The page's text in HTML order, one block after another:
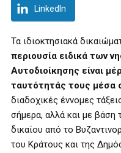
LinkedIn
Τα ιδιοκτησιακά
περιουσία ειδικά των
Αυτοδιοίκησης είναι
ταυτότητάς τους μέσα
διαδοχικές έννομες
σήμερα, αλλά και με βάση
δικαίου από το
του Κράτους και της